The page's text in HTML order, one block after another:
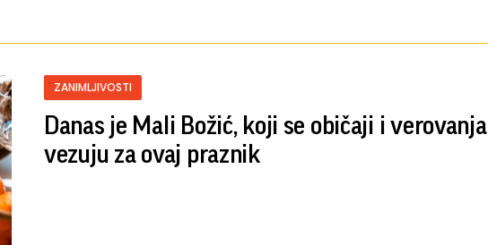
ZANIMLJIVOSTI
Danas je Mali Božić, koji se običaji i verovanja
vezuju za ovaj praznik